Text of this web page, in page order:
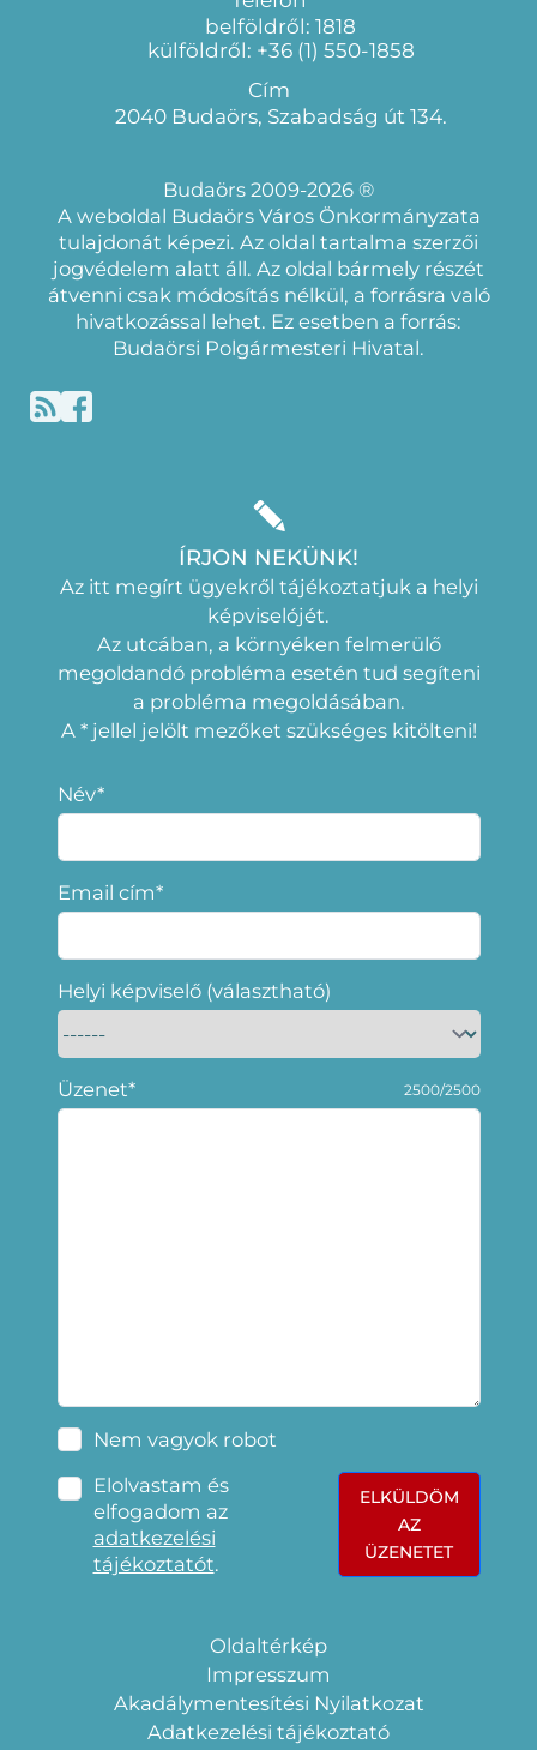
belföldről: 1818
külföldről: +36 (1) 550-1858
Cím
2040 Budaörs, Szabadság út 134.
Budaörs 2009-2026 ®
A weboldal Budaörs Város Önkormányzata
tulajdonát képezi. Az oldal tartalma szerzői
jogvédelem alatt áll. Az oldal bármely részét
átvenni csak módosítás nélkül, a forrásra való
hivatkozással lehet. Ez esetben a forrás:
Budaörsi Polgármesteri Hivatal.
ÍRJON NEKÜNK!
Az itt megírt ügyekről tájékoztatjuk a helyi
képviselójét.
Az utcában, a környéken felmerülő
megoldandó probléma esetén tud segíteni
a probléma megoldásában.
A * jellel jelölt mezőket szükséges kitölteni!
Név*
Email cím*
Helyi képviselő (választható)
Üzenet* 2500/2500
Nem vagyok robot
Elolvastam és
elfogadom az
adatkezelési
tájékoztatót.
ELKÜLDÖM
AZ
ÜZENETET
Oldaltérkép
Impresszum
Akadálymentesítési Nyilatkozat
Adatkezelési tájékoztató